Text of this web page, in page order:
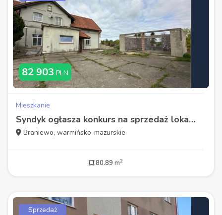
82 903 PLN
Mieszkanie
Syndyk ogłasza konkurs na sprzedaż lokalu mieszkalnego
Braniewo, warmińsko-mazurskie
80.89 m2
Sprzedaż